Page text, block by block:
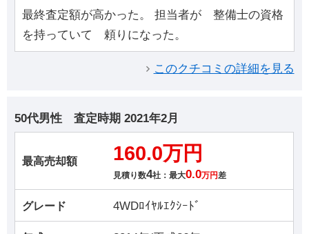
最終査定額が高かった。 担当者が 整備士の資格
を持っていて 頼りになった。
このクチコミの詳細を見る
50代男性 査定時期 2021年2月
最高売却額 160.0万円
見積り数4社：最大0.0万円差
グレード 4WDﾛｲﾔﾙｴｸｼｰﾄﾞ